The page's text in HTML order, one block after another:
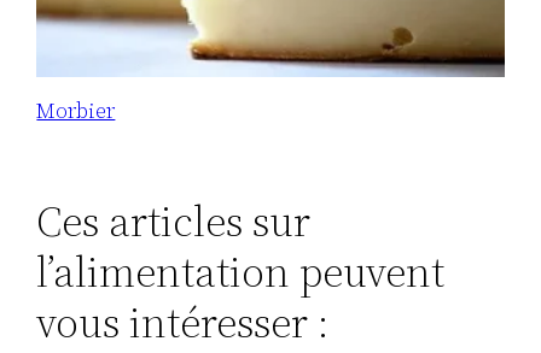
Morbier
Ces articles sur
l’alimentation peuvent
vous intéresser :